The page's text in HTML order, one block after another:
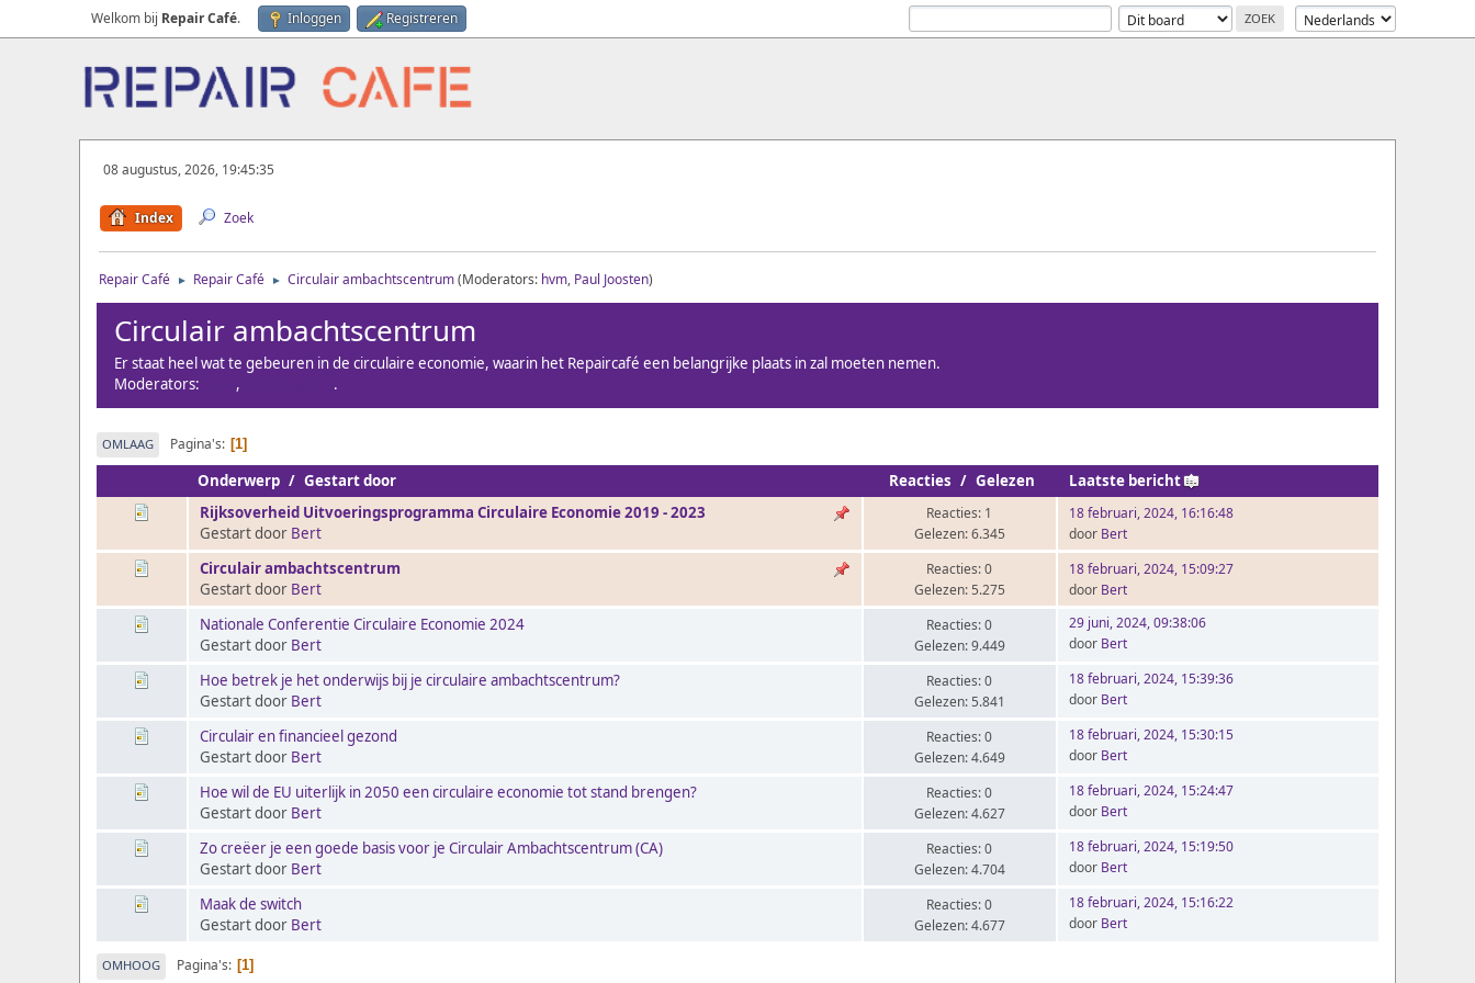
Welkom bij Repair Café. Inloggen Registreren
08 augustus, 2026, 19:45:35
Index Zoek
Repair Café ► Repair Café ► Circulair ambachtscentrum(Moderators: hvm, Paul Joosten)
Circulair ambachtscentrum
Er staat heel wat te gebeuren in de circulaire economie, waarin het Repaircafé een belangrijke plaats in zal moeten nemen.
Moderators:
, .
OMLAAG Pagina's 1
Onderwerp / Gestart door Reacties / Gelezen
Laatste bericht
Rijksoverheid Uitvoeringsprogramma Circulaire Economie 2019 - 2023
Gestart door Bert
Reacties: 1
Gelezen: 6.345
18 februari, 2024, 16:16:48
door Bert
Circulair ambachtscentrum
Gestart door Bert
Reacties: 0
Gelezen: 5.275
18 februari, 2024, 15:09:27
door Bert
Nationale Conferentie Circulaire Economie 2024
Gestart door Bert
Reacties: 0
Gelezen: 9.449
29 juni, 2024, 09:38:06
door Bert
Hoe betrek je het onderwijs bij je circulaire ambachtscentrum?
Gestart door Bert
Reacties: 0
Gelezen: 5.841
18 februari, 2024, 15:39:36
door Bert
Circulair en financieel gezond
Gestart door Bert
Reacties: 0
Gelezen: 4.649
18 februari, 2024, 15:30:15
door Bert
Hoe wil de EU uiterlijk in 2050 een circulaire economie tot stand brengen?
Gestart door Bert
Reacties: 0
Gelezen: 4.627
18 februari, 2024, 15:24:47
door Bert
Zo creëer je een goede basis voor je Circulair Ambachtscentrum (CA)
Gestart door Bert
Reacties: 0
Gelezen: 4.704
18 februari, 2024, 15:19:50
door Bert
Maak de switch
Gestart door Bert
Reacties: 0
Gelezen: 4.677
18 februari, 2024, 15:16:22
door Bert
OMHOOG Pagina's 1